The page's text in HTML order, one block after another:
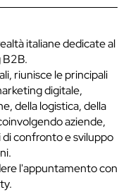
italiane dedicate al
B2B.
riunisce le principali
digitale,
della logistica, della
aziende,
confronto e sviluppo
l'appuntamento con